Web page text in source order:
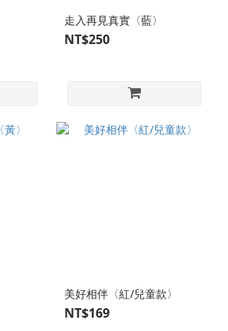
走入再見真實〈藍〉
NT$250
美好相伴〈紅/兒童款〉
NT$169